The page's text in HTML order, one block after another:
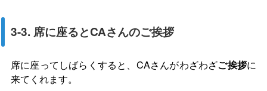
3-3. 席に座るとCAさんのご挨拶
席に座ってしばらくすると、CAさんがわざわざご挨拶に
来てくれます。